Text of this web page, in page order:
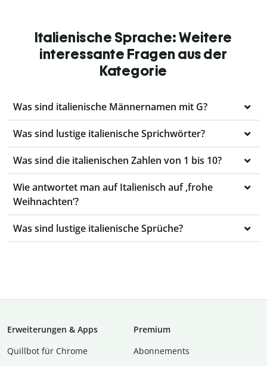
Italienische Sprache: Weitere
interessante Fragen aus der
Kategorie
Was sind italienische Männernamen mit G?
Was sind lustige italienische Sprichwörter?
Was sind die italienischen Zahlen von 1 bis 10?
Wie antwortet man auf Italienisch auf ‚frohe
Weihnachten‘?
Was sind lustige italienische Sprüche?
Erweiterungen & Apps
Quillbot für Chrome
Premium
Abon­ne­ments